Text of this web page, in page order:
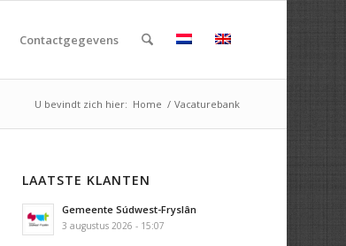
Contactgegevens
U bevindt zich hier: Home / Vacaturebank
LAATSTE KLANTEN
Gemeente Súdwest-Fryslân
3 augustus 2026 - 15:07